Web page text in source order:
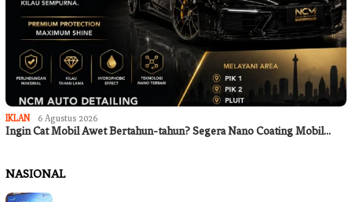
IKLAN 6 Agustus 2026
Ingin Cat Mobil Awet Bertahun-tahun? Segera Nano Coating Mobil…
NASIONAL